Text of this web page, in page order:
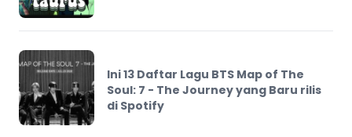
Ini 13 Daftar Lagu BTS Map of The
Soul: 7 - The Journey yang Baru rilis
di Spotify